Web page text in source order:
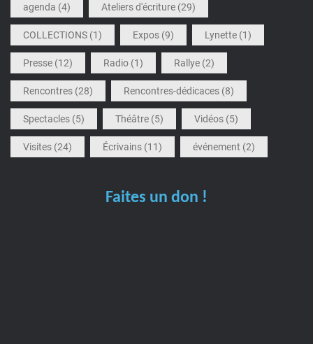
agenda (4) Ateliers d'écriture (29)
COLLECTIONS (1) Expos (9) Lynette (1)
Presse (12) Radio (1) Rallye (2)
Rencontres (28) Rencontres-dédicaces (8)
Spectacles (5) Théâtre (5) Vidéos (5)
Visites (24) Écrivains (11) événement (2)
Faites un don !